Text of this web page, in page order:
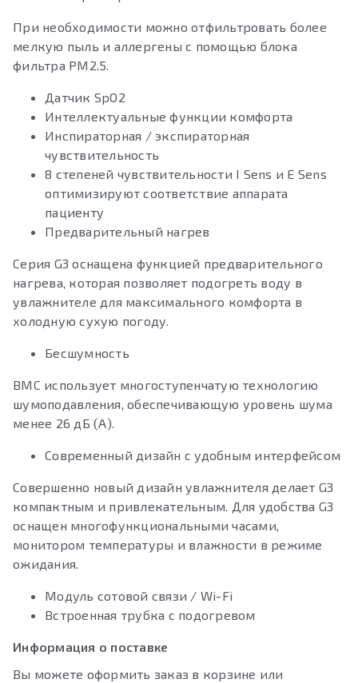
При необходимости можно отфильтровать более
мелкую пыль и аллергены с помощью блока
фильтра PM2.5.
Датчик SpO2
Интеллектуальные функции комфорта
Инспираторная / экспираторная
чувствительность
8 степеней чувствительности I Sens и E Sens
оптимизируют соответствие аппарата
пациенту
Предварительный нагрев
Серия G3 оснащена функцией предварительного
нагрева, которая позволяет подогреть воду в
увлажнителе для максимального комфорта в
холодную сухую погоду.
Бесшумность
BMC использует многоступенчатую технологию
шумоподавления, обеспечивающую уровень шума
менее 26 дБ (А).
Современный дизайн с удобным интерфейсом
Совершенно новый дизайн увлажнителя делает G3
компактным и привлекательным. Для удобства G3
оснащен многофункциональными часами,
монитором температуры и влажности в режиме
ожидания.
Модуль сотовой связи / Wi-Fi
Встроенная трубка с подогревом
Информация о поставке
Вы можете оформить заказ в корзине или